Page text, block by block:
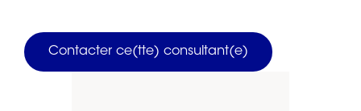
Contacter ce(tte) consultant(e)